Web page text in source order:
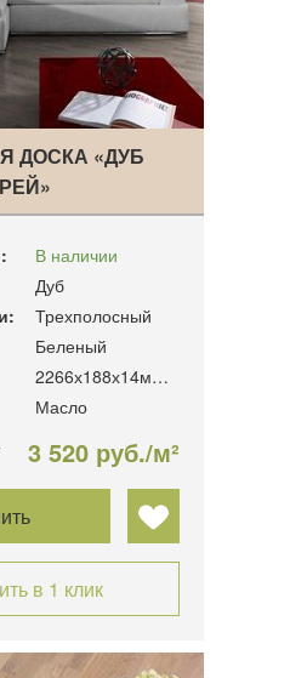
ДОСКА «ДУБ
В наличии
Дуб
Трехполосный
Беленый
2266х188х14мм. 3.41м2/уп
Масло
3 520 руб./м²
в 1 клик